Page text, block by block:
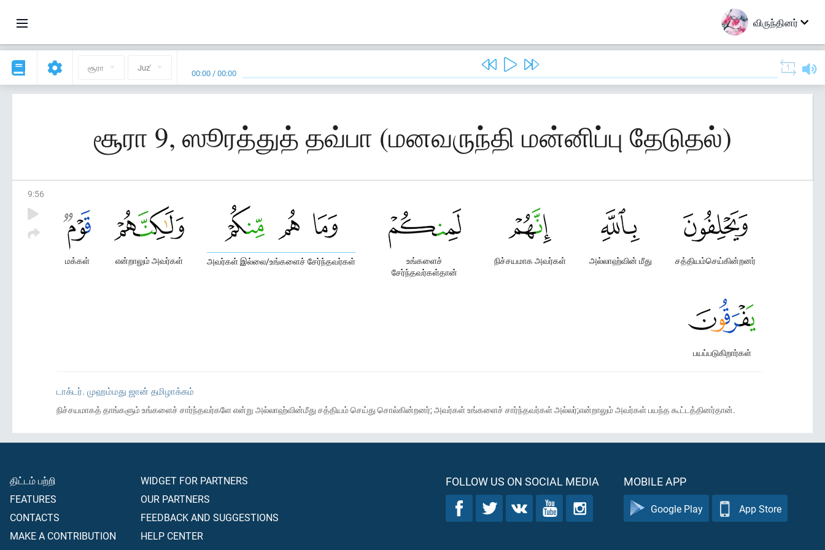
விருந்தினர்
சூரா Juz' 00:00 /00:00
சூரா 9, ஸூரத்துத் தவ்பா (மனவருந்தி மன்னிப்பு தேடுதல்)
9:56
சத்தியம்செய்கின்றனர்
அல்லாஹ்வின் மீது
நிச்சயமாக அவர்கள்
உங்களைச்
சேர்ந்தவர்கள்தான்
அவர்கள் இல்லை/உங்களைச் சேர்ந்தவர்கள்
என்றாலும் அவர்கள்
மக்கள்
பயப்படுகிறார்கள்
டாக்டர். முஹம்மது ஜான் தமிழாக்கம்
நிச்சயமாகத் தாங்களும் உங்களைச் சார்ந்தவர்களே என்று அல்லாஹ்வின்மீது சத்தியம் செய்து சொல்கின்றனர்; அவர்கள் உங்களைச் சார்ந்தவர்கள் அல்லர்;என்றாலும் அவர்கள் பயந்த கூட்டத்தினர்தான்.
திட்டம் பற்றி
FEATURES
CONTACTS
MAKE A CONTRIBUTION
WIDGET FOR PARTNERS
OUR PARTNERS
FEEDBACK AND SUGGESTIONS
HELP CENTER
FOLLOW US ON SOCIAL MEDIA MOBILE APP
Google Play App Store